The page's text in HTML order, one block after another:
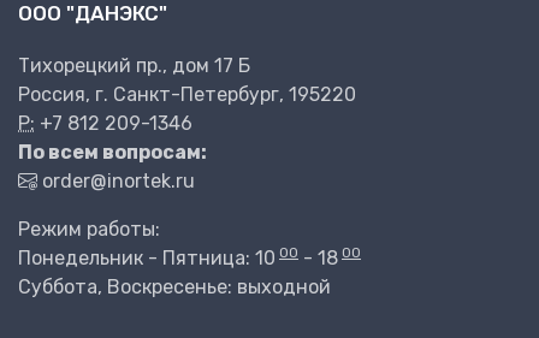
ООО "ДАНЭКС"
Тихорецкий пр., дом 17 Б
Россия, г. Санкт-Петербург, 195220
P: +7 812 209-1346
По всем вопросам:
order@inortek.ru
Режим работы:
Понедельник - Пятница: 10 00 - 18 00
Суббота, Воскресенье: выходной